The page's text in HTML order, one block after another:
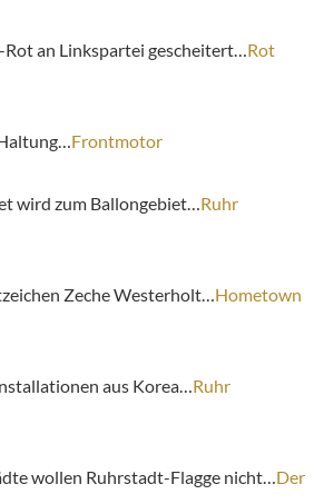
an Linkspartei gescheitert…Rot
Frontmotor
wird zum Ballongebiet…Ruhr
Zeche Westerholt…Hometown
aus Korea…Ruhr
wollen Ruhrstadt-Flagge nicht…Der